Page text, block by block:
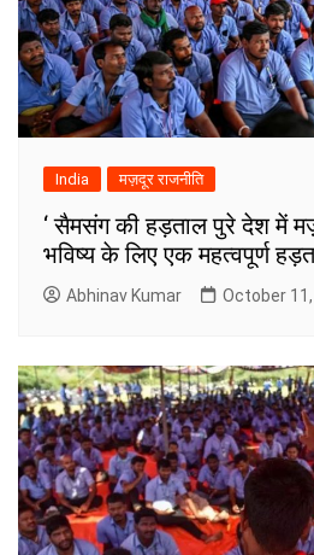
India मज़दूर राजनीति
‘ सैमसंग की हड़ताल पुरे देश में
भविष्य के लिए एक महत्वपूर्ण
Abhinav Kumar October